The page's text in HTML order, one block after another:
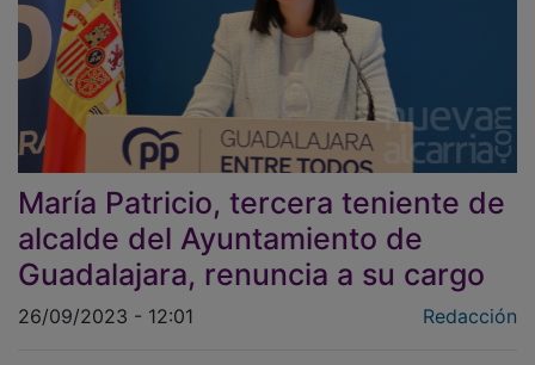
María Patricio, tercera teniente de
alcalde del Ayuntamiento de
Guadalajara, renuncia a su cargo
26/09/2023 - 12:01 Redacción